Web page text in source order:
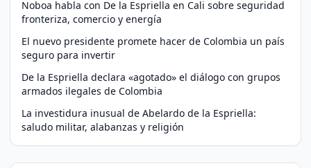
Noboa habla con De la Espriella en Cali sobre seguridad
fronteriza, comercio y energía
El nuevo presidente promete hacer de Colombia un país
seguro para invertir
De la Espriella declara «agotado» el diálogo con grupos
armados ilegales de Colombia
La investidura inusual de Abelardo de la Espriella:
saludo militar, alabanzas y religión